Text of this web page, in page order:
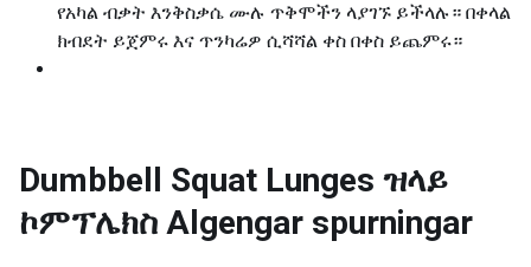
የአካል ብቃት እንቅስቃሴ ሙሉ ጥቅሞችን ላያገኙ ይችላሉ። በቀላል
ክብደት ይጀምሩ እና ጥንካሬዎ ሲሻሻል ቀስ በቀስ ይጨምሩ።
Dumbbell Squat Lunges ዝላይ
ኮምፕሌክስ Algengar spurningar